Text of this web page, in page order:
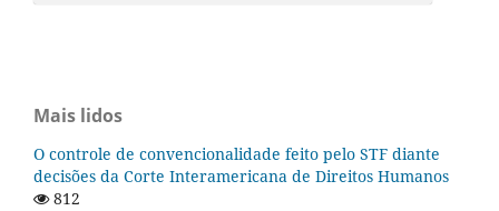
Mais lidos
O controle de convencionalidade feito pelo STF diante
decisões da Corte Interamericana de Direitos Humanos
812